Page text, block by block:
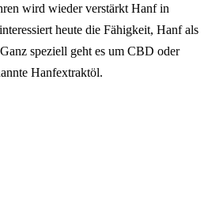
wird wieder verstärkt Hanf in
heute die Fähigkeit, Hanf als
speziell geht es um CBD oder
Hanfextraktöl.